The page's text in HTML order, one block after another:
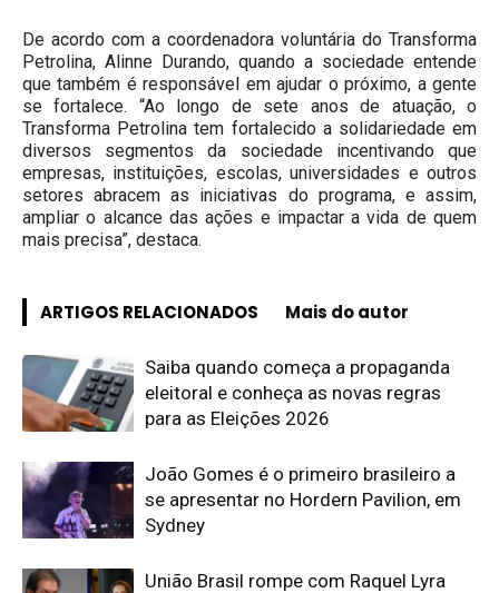
De acordo com a coordenadora voluntária do Transforma
Petrolina, Alinne Durando, quando a sociedade entende
que também é responsável em ajudar o próximo, a gente
se fortalece. “Ao longo de sete anos de atuação, o
Transforma Petrolina tem fortalecido a solidariedade em
diversos segmentos da sociedade incentivando que
empresas, instituições, escolas, universidades e outros
setores abracem as iniciativas do programa, e assim,
ampliar o alcance das ações e impactar a vida de quem
mais precisa”, destaca.
ARTIGOS RELACIONADOS Mais do autor
Saiba quando começa a propaganda
eleitoral e conheça as novas regras
para as Eleições 2026
João Gomes é o primeiro brasileiro a
se apresentar no Hordern Pavilion, em
Sydney
União Brasil rompe com Raquel Lyra